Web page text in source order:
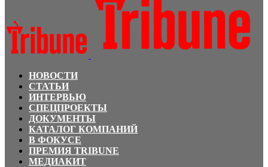
НОВОСТИ
СТАТЬИ
ИНТЕРВЬЮ
СПЕЦПРОЕКТЫ
ДОКУМЕНТЫ
КАТАЛОГ КОМПАНИЙ
В ФОКУСЕ
ПРЕМИЯ TRIBUNE
МЕДИАКИТ